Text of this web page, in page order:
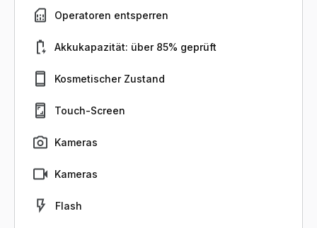
Operatoren entsperren
Akkukapazität: über 85% geprüft
Kosmetischer Zustand
Touch-Screen
Kameras
Kameras
Flash